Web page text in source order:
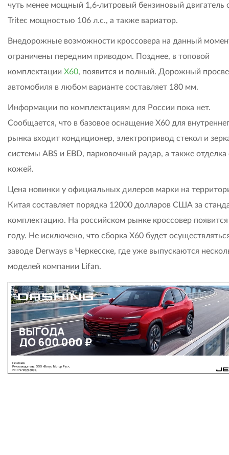
чуть менее мощный 1,6-литровый бензиновый двигатель
Tritec мощностью 106 л.с., а также вариатор.
Внедорожные возможности кроссовера на данный
ограничены передним приводом. Позднее, в топовой
комплектации X60, появится и полный. Дорожный
автомобиля в любом варианте составляет 180 мм.
Информации по комплектациям для России пока нет.
Сообщается, что в базовое оснащение X60 для
рынка входит кондиционер, электропривод стекол и
системы ABS и EBD, парковочный радар, а также отделка
кожей.
Цена новинки у официальных дилеров марки на
Китая составляет порядка 12000 долларов США за
комплектацию. На российском рынке кроссовер
году. Не исключено, что сборка X60 будет
заводе Derways в Черкесске, где уже выпускаются
моделей компании Lifan.